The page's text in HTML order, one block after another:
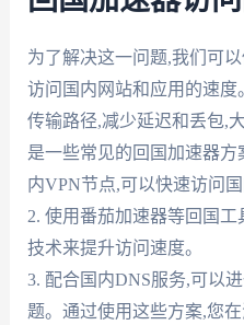
为了解决这一问题,我们可
访问国内网站和应用的速
传输路径,减少延迟和丢包,
是一些常见的回国加速器方
内VPN节点,可以快速访问国
2. 使用番茄加速器等回国
技术来提升访问速度。
3. 配合国内DNS服务,可以
题。通过使用这些方案,您